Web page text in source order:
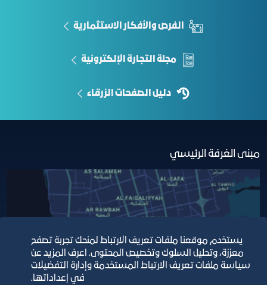
الفرص والأفكار الاستثمارية
مجلة التجارة الإلكترونية
دليل الصفحات الزرقاء
مبنى الغرفة الرئيسي
يستخدم موقعنا ملفات تعريف الارتباط لمنحك تجربة تصفح
معززة، وتحليل السلوك وتخصيص المحتوى. اعرف المزيد عن
سياسة ملفات تعريف الارتباط المستخدمة وإدارة التفضيلات
في إعداداتها.